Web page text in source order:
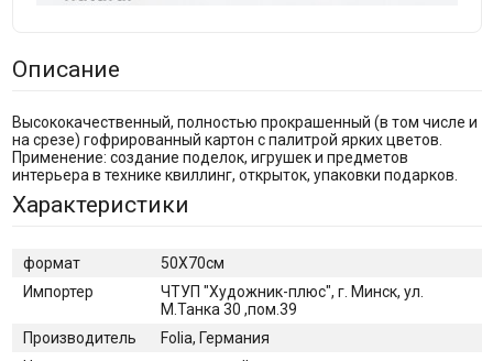
Описание
Высококачественный, полностью прокрашенный (в том числе и
на срезе) гофрированный картон с палитрой ярких цветов.
Применение: создание поделок, игрушек и предметов
интерьера в технике квиллинг, открыток, упаковки подарков.
Характеристики
формат
50Х70см
Импортер
ЧТУП "Художник-плюс", г. Минск, ул.
М.Танка 30 ,пом.39
Производитель
Folia, Германия